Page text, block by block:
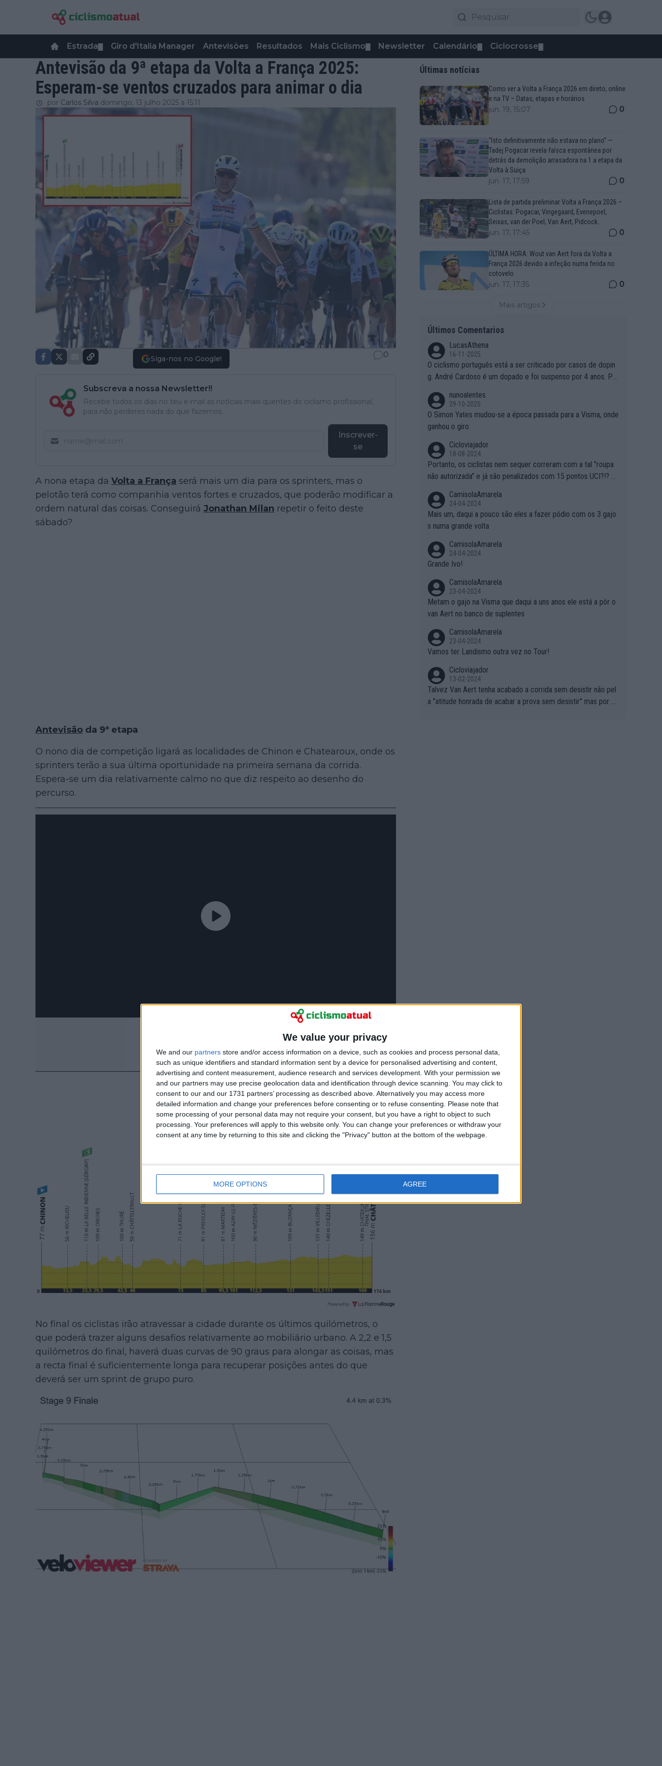
We value your privacy
We and our partners store and/or access information on a device, such as cookies and process personal data,
such as unique identifiers and standard information sent by a device for personalised advertising and content,
advertising and content measurement, audience research and services development. With your permission we
and our partners may use precise geolocation data and identification through device scanning. You may click to
consent to our and our 1731 partners’ processing as described above. Alternatively you may access more
detailed information and change your preferences before consenting or to refuse consenting.
Please note that
some processing of your personal data may not require your consent, but you have a right to object to such
processing. Your preferences will apply to this website only. You can change your preferences or withdraw your
consent at any time by returning to this site and clicking the "Privacy" button at the bottom of the webpage.
MORE OPTIONS AGREE
Estrada Giro d'Italia Manager Antevisões Resultados Mais Ciclismo Newsletter Calendário Ciclocrosse
Antevisão da 9ª etapa da Volta a França 2025:
Esperam-se ventos cruzados para animar o dia
por Carlos Silva domingo, 13 julho 2025 a 15:11
Siga-nos no Google! 0
Subscreva a nossa Newsletter!!
Recebe todos os dias no teu e-mail as notícias mais quentes do ciclismo profissional,
para não perderes nada do que fazemos.
Inscrever-
se
A nona etapa da Volta a França será mais um dia para os sprinters, mas o
pelotão terá como companhia ventos fortes e cruzados, que poderão modificar a
ordem natural das coisas. Conseguirá Jonathan Milan repetir o feito deste
sábado?
Antevisão da 9ª etapa
O nono dia de competição ligará as localidades de Chinon e Chatearoux, onde os
sprinters terão a sua última oportunidade na primeira semana da corrida.
Espera-se um dia relativamente calmo no que diz respeito ao desenho do
percurso.
No final os ciclistas irão atravessar a cidade durante os últimos quilómetros, o
que poderá trazer alguns desafios relativamente ao mobiliário urbano. A 2,2 e 1,5
quilómetros do final, haverá duas curvas de 90 graus para alongar as coisas, mas
a recta final é suficientemente longa para recuperar posições antes do que
deverá ser um sprint de grupo puro.
Últimas notícias
Como ver a Volta a França 2026 em direto, online
e na TV – Datas, etapas e horários
jun. 19, 15:07 0
“Isto definitivamente não estava no plano” —
Tadej Pogacar revela faísca espontânea por
detrás da demolição arrasadora na 1.a etapa da
Volta à Suiça
jun. 17, 17:59 0
Lista de partida preliminar Volta a França 2026 –
Ciclistas: Pogacar, Vingegaard, Evenepoel,
Seixas, van der Poel, Van Aert, Pidcock...
jun. 17, 17:45 0
ÚLTIMA HORA: Wout van Aert fora da Volta a
França 2026 devido a infeção numa ferida no
cotovelo
jun. 17, 17:35 0
Mais artigos
Últimos Comentarios
LucasAthena
16-11-2025
O ciclismo português está a ser criticado por casos de dopin
g. André Cardoso é um dopado e foi suspenso por 4 anos. Po
pado?
nunoalentes
29-10-2025
O Simon Yates mudou-se a época passada para a Visma, onde
ganhou o giro.
Cicloviajador
18-08-2024
Portanto, os ciclistas nem sequer correram com a tal "roupa
não autorizada" e já são penalizados com 15 pontos UCI?!? S
entende... Mas penalizar os atletas retirando-lhes pontos??? Is
to é roubar na secretaria o que os atletas conquistam na estra
da!
CamisolaAmarela
24-04-2024
Mais um, daqui a pouco são eles a fazer pódio com os 3 gajo
s numa grande volta
CamisolaAmarela
24-04-2024
Grande Ivo!
CamisolaAmarela
23-04-2024
Metam o gajo na Visma que daqui a uns anos ele está a pôr o
van Aert no banco de suplentes
CamisolaAmarela
23-04-2024
Vamos ter Landismo outra vez no Tour!
Cicloviajador
13-02-2024
Talvez Van Aert tenha acabado a corrida sem desistir não pel
a "atitude honrada de acabar a prova sem desistir" mas por ou